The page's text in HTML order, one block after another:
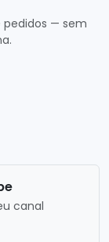
pedidos — sem
canal